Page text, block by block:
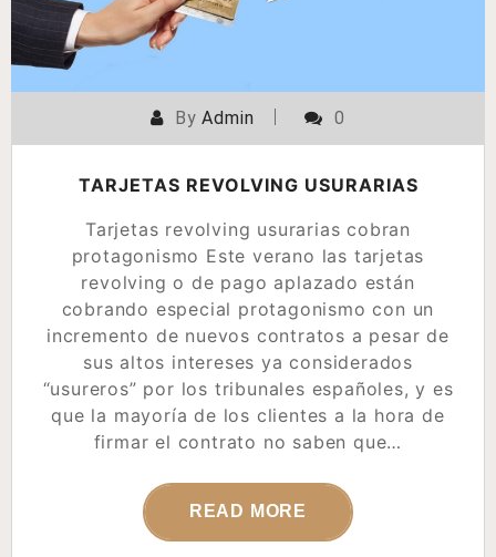
ByAdmin 0
TARJETAS REVOLVING USURARIAS
Tarjetas revolving usurarias cobran
protagonismo Este verano las tarjetas
revolving o de pago aplazado están
cobrando especial protagonismo con un
incremento de nuevos contratos a pesar de
sus altos intereses ya considerados
“usureros” por los tribunales españoles, y es
que la mayoría de los clientes a la hora de
firmar el contrato no saben que…
READ MORE